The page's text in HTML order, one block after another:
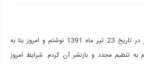
این یادداشت را اولین بار در تاریخ 23 تیر ماه 1391 نوشتم و امروز بنا به
تنظیم مجدد و بازنشر آن کردم. شرایط امروز